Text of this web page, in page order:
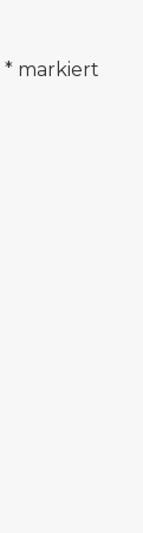
* markiert